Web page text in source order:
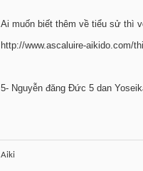
Ai muốn biết thêm về tiểu sử thì
http://www.ascaluire-aikido.com/
5- Nguyễn đăng Đức 5 dan
Aiki